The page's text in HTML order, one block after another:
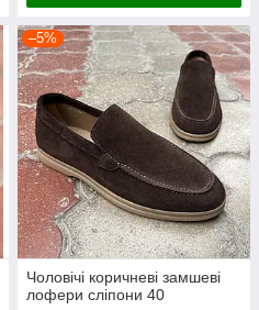
–5%
Чоловічі коричневі замшеві
лофери сліпони 40